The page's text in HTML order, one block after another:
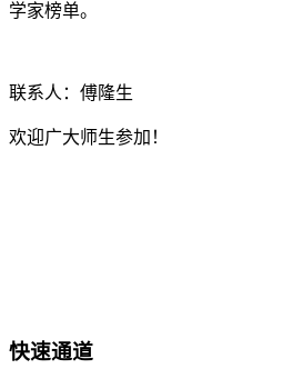
学家榜单。
联系人：傅隆生
欢迎广大师生参加！
快速通道